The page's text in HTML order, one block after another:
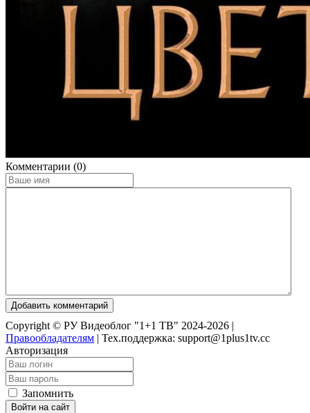
Комментарии (0)
Добавить комментарий
Copyright © РУ Видеоблог "1+1 ТВ" 2024-2026 |
Правообладателям | Тех.поддержка: support@1plus1tv.cc
Авторизация
Запомнить
Войти на сайт